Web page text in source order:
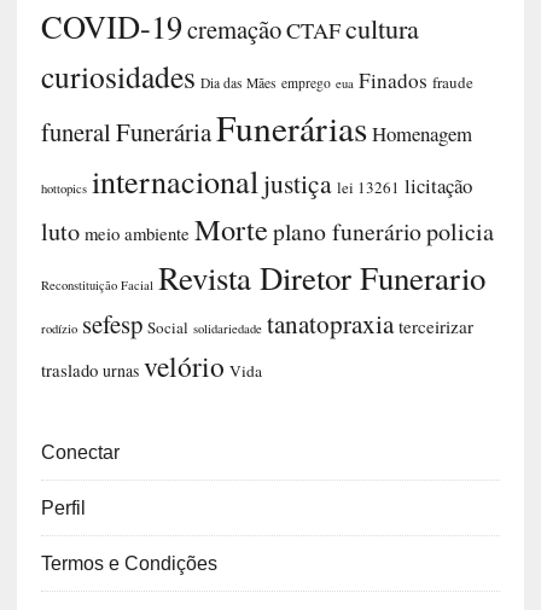
COVID-19cremaçãoCTAFcultura
curiosidades Dia das Mães emprego eua Finados fraude
funeralFuneráriaFuneráriasHomenagem
hottopics internacionaljustiça lei 13261 licitação
luto meio ambiente Morteplano funeráriopolicia
Reconstituição Facial Revista Diretor Funerario
rodízio sefesp Social solidariedade tanatopraxia terceirizar
traslado urnas velório Vida
Conectar
Perfil
Termos e Condições